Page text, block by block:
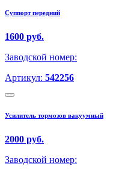
Суппорт передний
1600 руб.
Заводской номер:
Артикул: 542256
Усилитель тормозов вакуумный
2000 руб.
Заводской номер: